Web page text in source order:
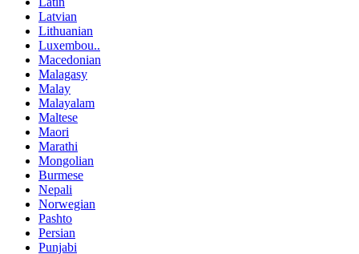
Latvian
Lithuanian
Luxembou..
Macedonian
Malagasy
Malay
Malayalam
Maltese
Maori
Marathi
Mongolian
Burmese
Nepali
Norwegian
Pashto
Persian
Punjabi